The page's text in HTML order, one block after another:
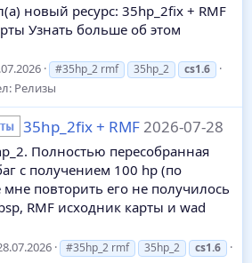
новый ресурс: 35hp_2fix + RMF
Узнать больше об этом
#35hp_2 rmf 35hp_2 cs1.6
Релизы
35hp_2fix + RMF2026-07-28
Полностью пересобранная
с получением 100 hp (по
повторить его не получилось
RMF исходник карты и wad
#35hp_2 rmf 35hp_2 cs1.6